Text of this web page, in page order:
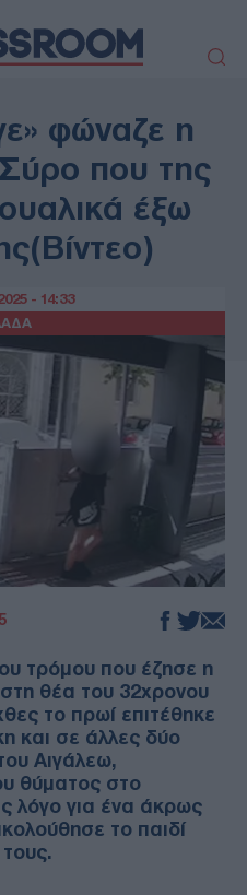
ΤΟΥΡΚΙΑ
ΕΛΛΑΔΑ
ΑΜΥΝΑ
ΚΥΠΡΟΣ
LIFESTYLE
ΓΑΣΤΡΟΝΟΜΙΑ
φώναζε η
που της
έξω
- 14:33
τρόμου που έζησε η
θέα του 32χρονου
το πρωί επιτέθηκε
και σε άλλες δύο
Αιγάλεω,
θύματος στο
λόγο για ένα άκρως
το παιδί
τους.